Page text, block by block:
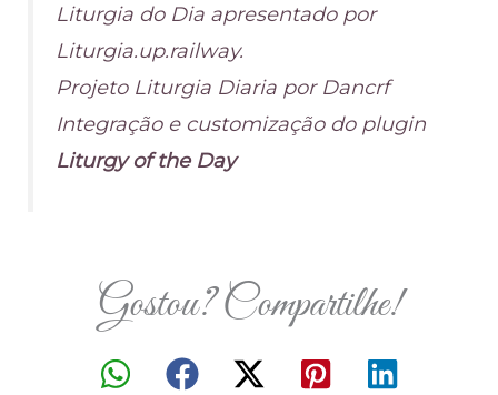
Liturgia do Dia apresentado por
Liturgia.up.railway.
Projeto Liturgia Diaria por Dancrf
Integração e customização do plugin
Liturgy of the Day
Gostou? Compartilhe!